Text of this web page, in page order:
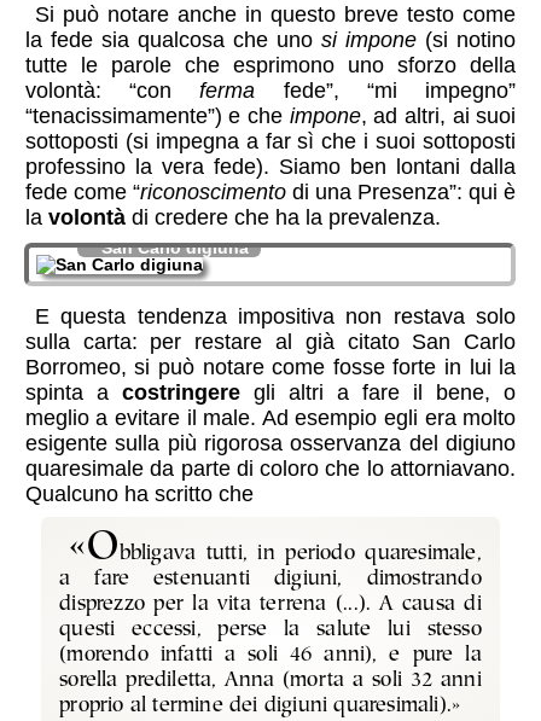
Si può notare anche in questo breve testo come
la fede sia qualcosa che unosi impone (si notino
tutte le parole che esprimono uno sforzo della
volontà: “conferma fede”, “mi impegno”
“tenacissimamente”) e che impone, ad altri, ai suoi
sottoposti (si impegna a far sì che i suoi sottoposti
professino la vera fede). Siamo ben lontani dalla
fede come “riconoscimentodi una Presenza”: qui è
la volontàdi credere che ha la prevalenza.
San Carlo digiuna
E questa tendenza impositiva non restava solo
sulla carta: per restare al già citato San Carlo
Borromeo, si può notare come fosse forte in lui la
spinta a costringeregli altri a fare il bene, o
meglio a evitare il male. Ad esempio egli era molto
esigente sulla più rigorosa osservanza del digiuno
quaresimale da parte di coloro che lo attorniavano.
Qualcuno ha scritto che
«obbligava tutti, in periodo quaresimale,
a fare estenuanti digiuni, dimostrando
disprezzo per la vita terrena (...). A causa di
questi eccessi, perse la salute lui stesso
(morendo infatti a soli 46 anni), e pure la
sorella prediletta, Anna (morta a soli 32 anni
proprio al termine dei digiuni quaresimali).»